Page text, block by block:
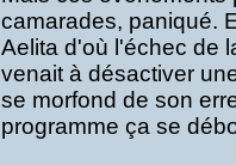
camarades, paniqué.
Aelita d'où l'échec de
venait à désactiver
se morfond de son
programme ça se